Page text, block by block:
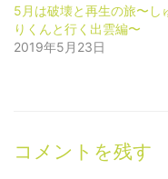
ン
ド
ウ
で
開
だ
さ
い
(新
し
き
5月は破壊と再生の旅〜し
りくんと行く出雲編〜
2019年5月23日
コメントを残す